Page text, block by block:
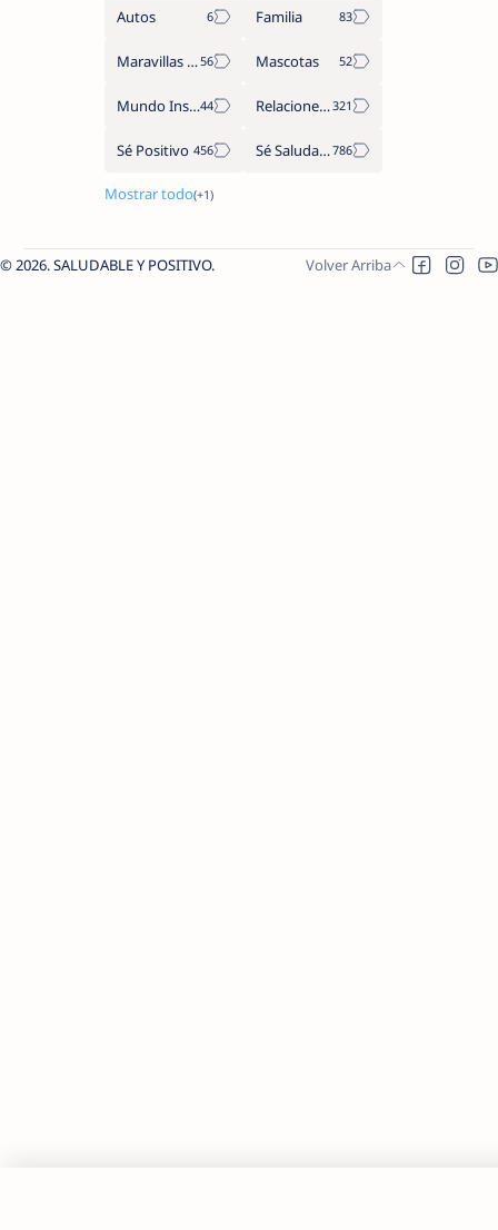
Autos Familia
Maravillas del Mundo Mascotas
Mundo Insólito Relaciones de Parejas
Sé Positivo Sé Saludable
2026.SALUDABLE Y POSITIVO.